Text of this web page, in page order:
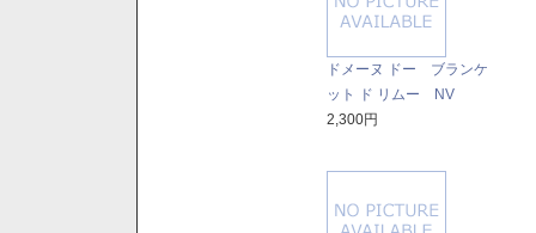
ドメーヌ ドー ブランケ
ット ド リムー NV
2,300円